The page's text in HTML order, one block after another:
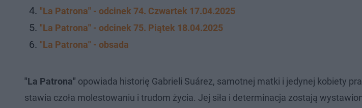
"La Patrona" - odcinek 74. Czwartek 17.04.2025
"La Patrona" - odcinek 75. Piątek 18.04.2025
"La Patrona" - obsada
"La Patrona" opowiada historię Gabrieli Suárez, samotnej matki i jedynej kobiety
stawia czoła molestowaniu i trudom życia. Jej siła i determinacja zostają